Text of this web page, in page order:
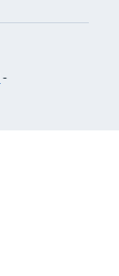
-